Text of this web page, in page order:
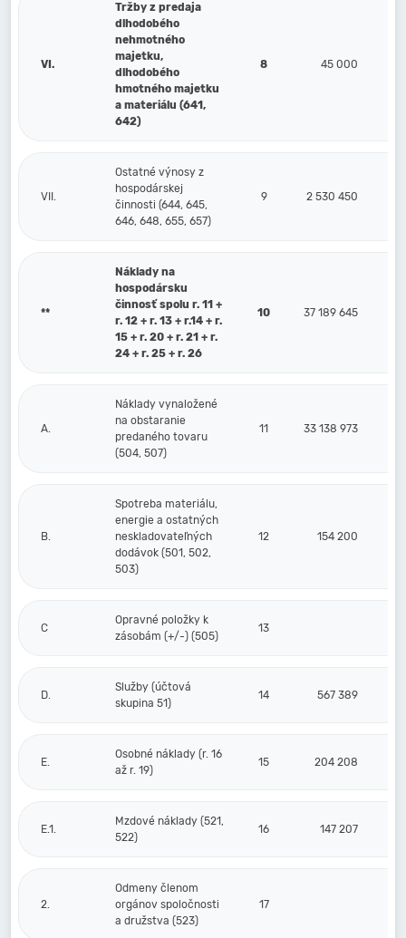
VI.
Tržby z predaja
dlhodobého
nehmotného
majetku,
dlhodobého
hmotného majetku
a materiálu (641,
642)
8 45 000
VII.
Ostatné výnosy z
hospodárskej
činnosti (644, 645,
646, 648, 655, 657)
9 2 530 450
**
Náklady na
hospodársku
činnosť spolu r. 11 +
r. 12 + r. 13 + r.14 + r.
15 + r. 20 + r. 21 + r.
24 + r. 25 + r. 26
10 37 189 645
A.
Náklady vynaložené
na obstaranie
predaného tovaru
(504, 507)
11 33 138 973
B.
Spotreba materiálu,
energie a ostatných
neskladovateľných
dodávok (501, 502,
503)
12 154 200
C
Opravné položky k
zásobám (+/-) (505)
13
D.
Služby (účtová
skupina 51)
14 567 389
E.
Osobné náklady (r. 16
až r. 19)
15 204 208
E.1.
Mzdové náklady (521,
522)
16 147 207
2.
Odmeny členom
orgánov spoločnosti
a družstva (523)
17